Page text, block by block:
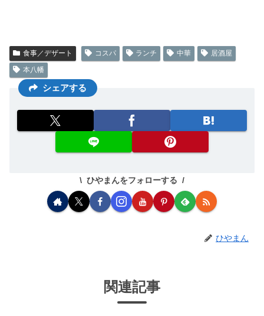
食事／デザート コスパ ランチ 中華
居酒屋
本八幡
シェアする
ひやまんをフォローする
ひやまん
関連記事